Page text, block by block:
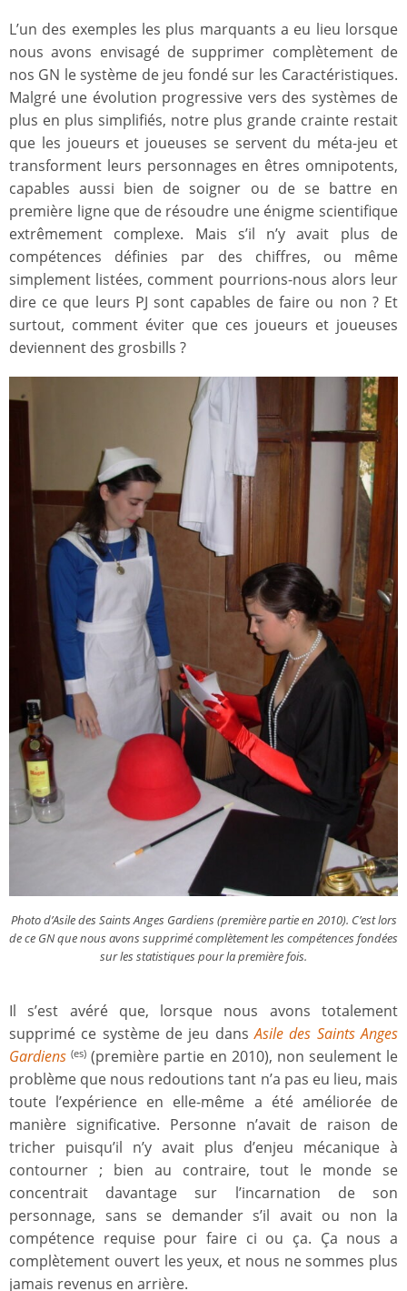
L’un des exemples les plus marquants a eu lieu lorsque
nous avons envisagé de supprimer complètement de
nos GN le système de jeu fondé sur les Caractéristiques.
Malgré une évolution progressive vers des systèmes de
plus en plus simplifiés, notre plus grande crainte restait
que les joueurs et joueuses se servent du méta-jeu et
transforment leurs personnages en êtres omnipotents,
capables aussi bien de soigner ou de se battre en
première ligne que de résoudre une énigme scientifique
extrêmement complexe. Mais s’il n’y avait plus de
compétences définies par des chiffres, ou même
simplement listées, comment pourrions-nous alors leur
dire ce que leurs PJ sont capables de faire ou non ? Et
surtout, comment éviter que ces joueurs et joueuses
deviennent des grosbills ?
Photo d’Asile des Saints Anges Gardiens (première partie en 2010). C’est lors
de ce GN que nous avons supprimé complètement les compétences fondées
sur les statistiques pour la première fois.
Il s’est avéré que, lorsque nous avons totalement
supprimé ce système de jeu dansAsile des Saints Anges
Gardiens (es) (première partie en 2010), non seulement le
problème que nous redoutions tant n’a pas eu lieu, mais
toute l’expérience en elle-même a été améliorée de
manière significative. Personne n’avait de raison de
tricher puisqu’il n’y avait plus d’enjeu mécanique à
contourner ; bien au contraire, tout le monde se
concentrait davantage sur l’incarnation de son
personnage, sans se demander s’il avait ou non la
compétence requise pour faire ci ou ça. Ça nous a
complètement ouvert les yeux, et nous ne sommes plus
jamais revenus en arrière.